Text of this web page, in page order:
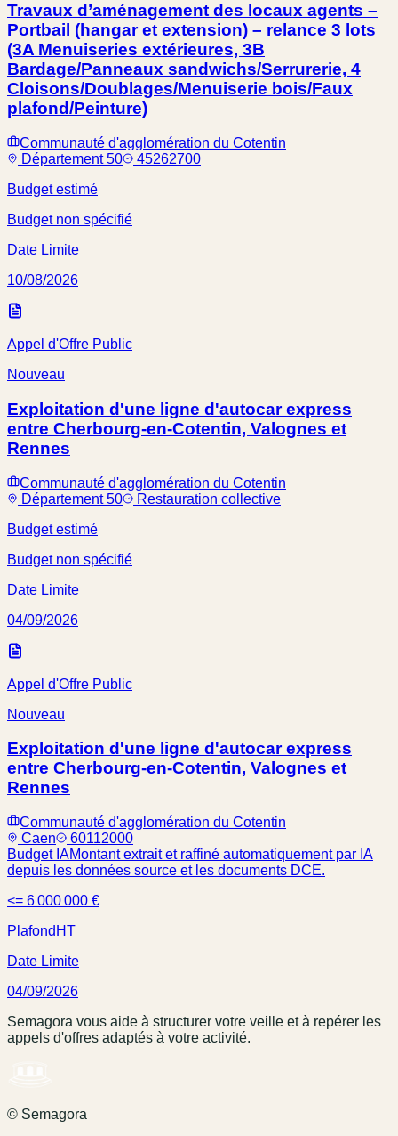
Travaux d’aménagement des locaux agents –
Portbail (hangar et extension) – relance 3 lots
(3A Menuiseries extérieures, 3B
Bardage/Panneaux sandwichs/Serrurerie, 4
Cloisons/Doublages/Menuiserie bois/Faux
plafond/Peinture)
Communauté d'agglomération du Cotentin
Département 50
45262700
Budget estimé
Budget non spécifié
Date Limite
10/08/2026
Appel d'Offre Public
Nouveau
Exploitation d'une ligne d'autocar express
entre Cherbourg-en-Cotentin, Valognes et
Rennes
Communauté d'agglomération du Cotentin
Département 50
Restauration collective
Budget estimé
Budget non spécifié
Date Limite
04/09/2026
Appel d'Offre Public
Nouveau
Exploitation d'une ligne d'autocar express
entre Cherbourg-en-Cotentin, Valognes et
Rennes
Communauté d'agglomération du Cotentin
Caen
60112000
Budget IAMontant extrait et raffiné automatiquement par IA
depuis les données source et les documents DCE.
<= 6 000 000 €
Plafond HT
Date Limite
04/09/2026
Semagora vous aide à structurer votre veille et à repérer les
appels d'offres adaptés à votre activité.
© Semagora